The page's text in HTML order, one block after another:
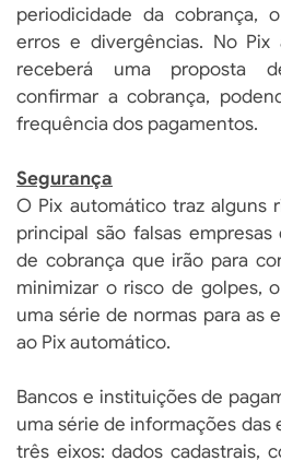
periodicidade da cobrança,
erros e divergências. No Pix
receberá uma proposta
confirmar a cobrança,
frequência dos pagamentos.
Segurança
O Pix automático traz alguns
principal são falsas
de cobrança que irão para
minimizar o risco de golpes,
uma série de normas para as
ao Pix automático.
Bancos e instituições de
uma série de informações das
três eixos: dados cadastrais,